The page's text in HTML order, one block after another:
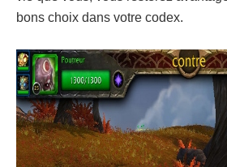
bons choix dans votre codex.